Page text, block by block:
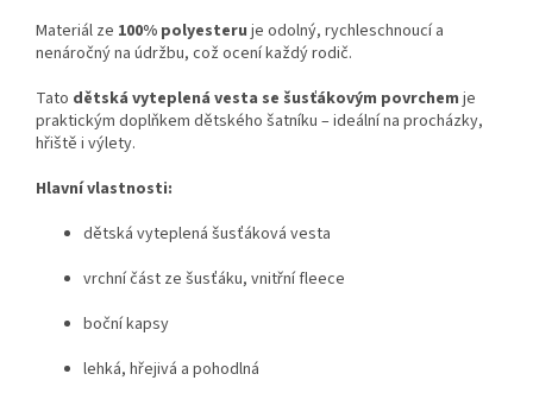
Materiál ze 100% polyesteru je odolný, rychleschnoucí a
nenáročný na údržbu, což ocení každý rodič.
Tato dětská vyteplená vesta se šusťákovým povrchem je
praktickým doplňkem dětského šatníku – ideální na procházky,
hřiště i výlety.
Hlavní vlastnosti:
dětská vyteplená šusťáková vesta
vrchní část ze šusťáku, vnitřní fleece
boční kapsy
lehká, hřejivá a pohodlná